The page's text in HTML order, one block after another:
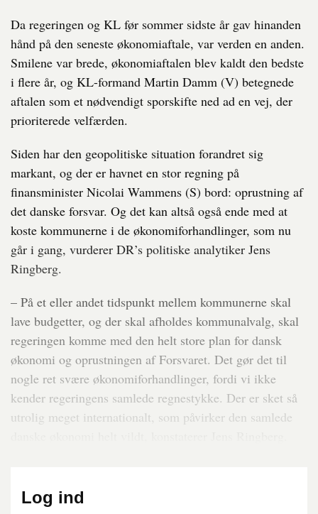
Da regeringen og KL før sommer sidste år gav hinanden
hånd på den seneste økonomiaftale, var verden en anden.
Smilene var brede, økonomiaftalen blev kaldt den bedste
i flere år, og KL-formand Martin Damm (V) betegnede
aftalen som et nødvendigt sporskifte ned ad en vej, der
prioriterede velfærden.
Siden har den geopolitiske situation forandret sig
markant, og der er havnet en stor regning på
finansminister Nicolai Wammens (S) bord: oprustning af
det danske forsvar. Og det kan altså også ende med at
koste kommunerne i de økonomiforhandlinger, som nu
går i gang, vurderer DR’s politiske analytiker Jens
Ringberg.
– På et eller andet tidspunkt mellem kommunerne skal
lave budgetter, og der skal afholdes kommunalvalg, skal
regeringen komme med den helt store plan for dansk
økonomi og oprustningen af Forsvaret. Det gør det til
nogle ret svære økonomiforhandlinger, fordi vi ikke
kender regeringens samlede regnestykke. Der er sket så
utrolig meget internationalt, som påvirker den samlede
Log ind